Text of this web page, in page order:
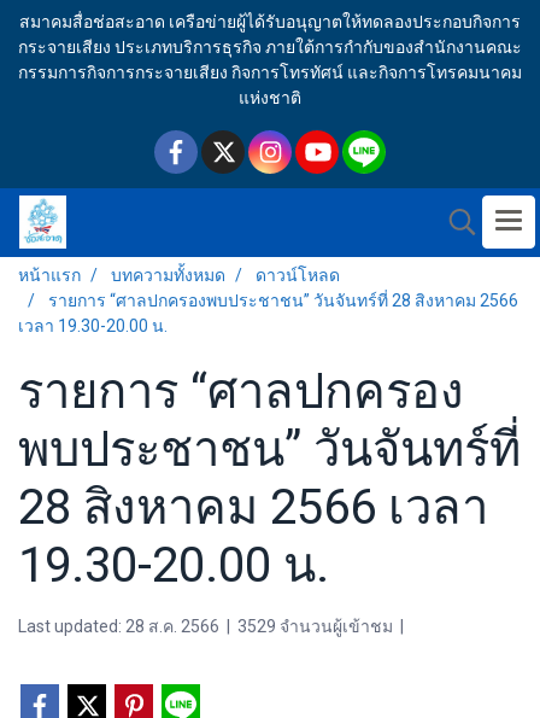
สมาคมสื่อช่อสะอาด เครือข่ายผู้ได้รับอนุญาตให้ทดลองประกอบกิจการ
กระจายเสียง ประเภทบริการธุรกิจ ภายใต้การกำกับของสำนักงานคณะ
กรรมการกิจการกระจายเสียง กิจการโทรทัศน์ และกิจการโทรคมนาคม
แห่งชาติ
หน้าแรก บทความทั้งหมด
ดาวน์โหลด
รายการ “ศาลปกครองพบประชาชน” วันจันทร์ที่ 28 สิงหาคม 2566
เวลา 19.30-20.00 น.
รายการ “ศาลปกครอง
พบประชาชน” วันจันทร์ที่
28 สิงหาคม 2566 เวลา
19.30-20.00 น.
Last updated: 28 ส.ค. 2566 3529 จำนวนผู้เข้าชม